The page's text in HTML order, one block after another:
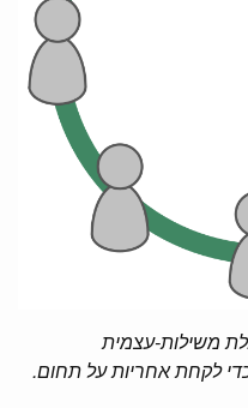
משילות-עצמית
לקחת אחריות על תחום.